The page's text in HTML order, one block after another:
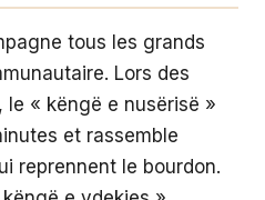
tous les grands
Lors des
le « këngë e nusërisë »
et rassemble
reprennent le bourdon.